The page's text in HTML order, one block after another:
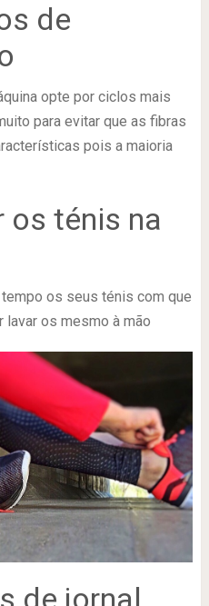
de
opte por ciclos mais
para evitar que as fibras
pois a maioria
os ténis na
os seus ténis com que
lavar os mesmo à mão
de jornal